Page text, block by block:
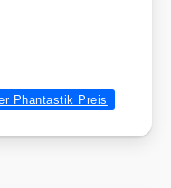
Phantastik Preis